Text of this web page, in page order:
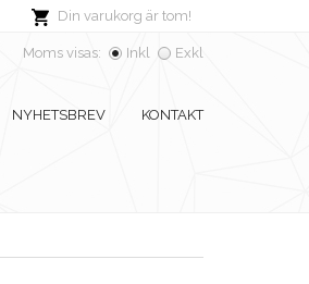
Din varukorg är tom!
Moms visas: Inkl Exkl
NYHETSBREV KONTAKT